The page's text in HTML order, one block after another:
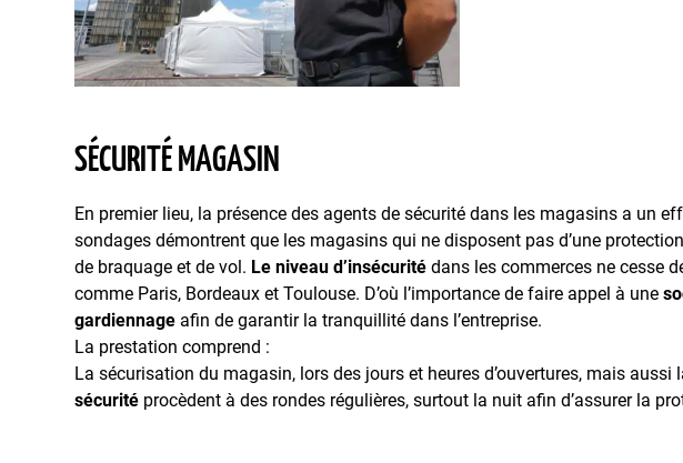
SÉCURITÉ MAGASIN
En premier lieu, la présence des agents de sécurité dans les magasins a un
sondages démontrent que les magasins qui ne disposent pas d’une
de braquage et de vol. Le niveau d’insécurité dans les commerces ne cesse
comme Paris, Bordeaux et Toulouse. D’où l’importance de faire appel à une
gardiennage afin de garantir la tranquillité dans l’entreprise.
La prestation comprend :
La sécurisation du magasin, lors des jours et heures d’ouvertures, mais aussi
sécurité procèdent à des rondes régulières, surtout la nuit afin d’assurer la